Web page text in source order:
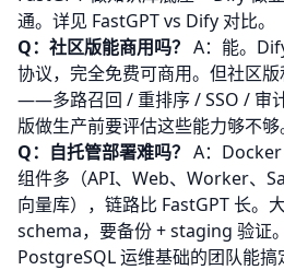
通。详见 FastGPT vs Dify 对比。
Q：社区版能商用吗？ A：能。
协议，完全免费可商用。但社区
——多路召回 / 重排序 / SSO / 审
版做生产前要评估这些能力够不够
Q：自托管部署难吗？ A：
组件多（API、Web、Worker、
向量库），链路比 FastGPT 长。
schema，要备份 + staging 验证
PostgreSQL 运维基础的团队能